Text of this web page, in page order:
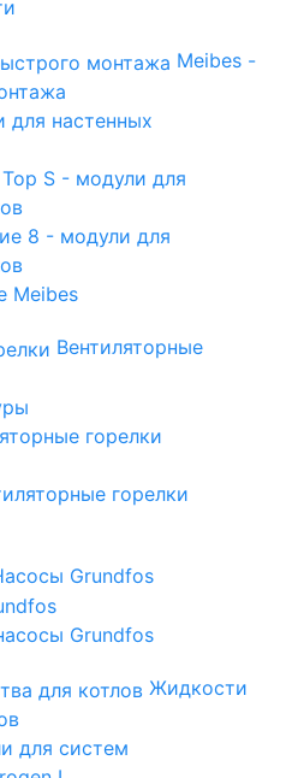
Meibes -
для настенных
S - модули для
8 - модули для
Meibes
Вентиляторные
горелки
горелки
Grundfos
Grundfos
Жидкости